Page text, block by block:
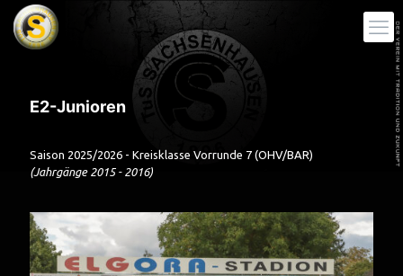
E2-Junioren
Saison 2025/2026 - Kreisklasse Vorrunde 7 (OHV/BAR)
(Jahrgänge 2015 - 2016)